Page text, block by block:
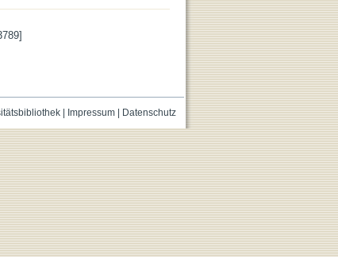
| Impressum| Datenschutz